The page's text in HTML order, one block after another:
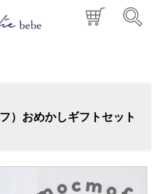
）おめかしギフトセット